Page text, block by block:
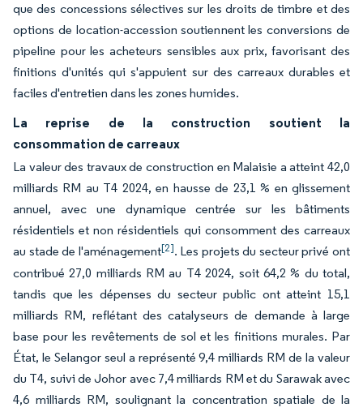
que des concessions sélectives sur les droits de timbre et des
options de location-accession soutiennent les conversions de
pipeline pour les acheteurs sensibles aux prix, favorisant des
finitions d'unités qui s'appuient sur des carreaux durables et
faciles d'entretien dans les zones humides.
La reprise de la construction soutient la
consommation de carreaux
La valeur des travaux de construction en Malaisie a atteint 42,0
milliards RM au T4 2024, en hausse de 23,1 % en glissement
annuel, avec une dynamique centrée sur les bâtiments
résidentiels et non résidentiels qui consomment des carreaux
au stade de l'aménagement[2]. Les projets du secteur privé ont
contribué 27,0 milliards RM au T4 2024, soit 64,2 % du total,
tandis que les dépenses du secteur public ont atteint 15,1
milliards RM, reflétant des catalyseurs de demande à large
base pour les revêtements de sol et les finitions murales. Par
État, le Selangor seul a représenté 9,4 milliards RM de la valeur
du T4, suivi de Johor avec 7,4 milliards RM et du Sarawak avec
4,6 milliards RM, soulignant la concentration spatiale de la